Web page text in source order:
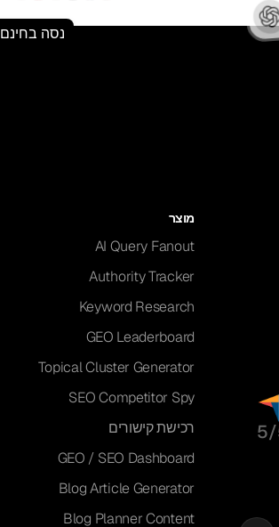
נסה בחינם
מוצר
AI Query Fanout
Authority Tracker
Keyword Research
GEO Leaderboard
Topical Cluster Generator
SEO Competitor Spy
רכישת קישורים
GEO / SEO Dashboard
Blog Article Generator
Blog Planner Content